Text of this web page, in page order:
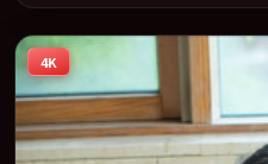
19 在内地院线及主流平台同步亮
适合喜欢强情节与人物弧光的观
4K